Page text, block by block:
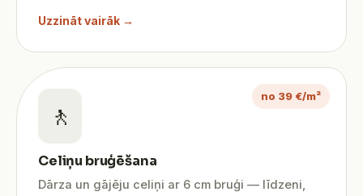
Uzzināt vairāk →
no 39 €/m²
🚶
Celiņu bruģēšana
Dārza un gājēju celiņi ar 6 cm bruģi — līdzeni,